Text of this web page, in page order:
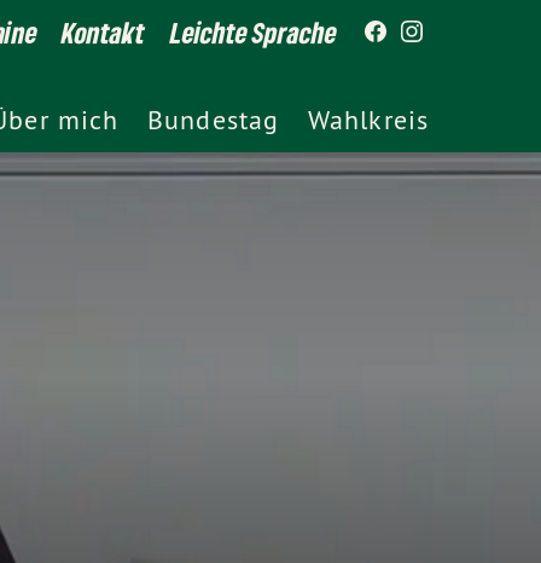
Kontakt Leichte Sprache
mich Bundestag Wahlkreis